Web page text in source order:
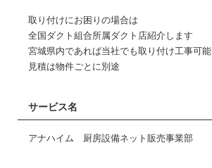
取り付けにお困りの場合は
全国ダクト組合所属ダクト店紹介します
宮城県内であれば当社でも取り付け工事可能
見積は物件ごとに別途
サービス名
アナハイム 厨房設備ネット販売事業部